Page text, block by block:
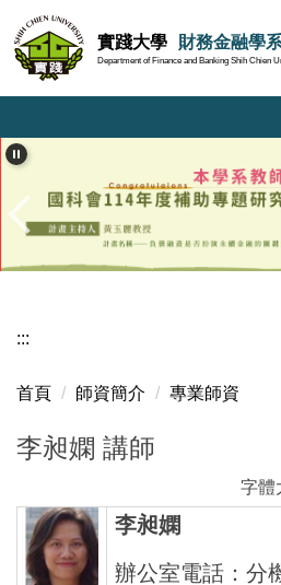
到
主
要
容
實踐大學 財務金融學
Department of Finance and Banking Shih Chien
:::
首頁 師資簡介 專業師資
李昶嫻 講師
字體
李昶嫻
辦公室電話：分